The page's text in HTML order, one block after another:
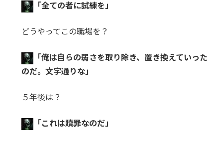
「全ての者に試練を」
どうやってこの職場を？
「俺は自らの弱さを取り除き、置き換えていった
のだ。文字通りな」
５年後は？
「これは贖罪なのだ」